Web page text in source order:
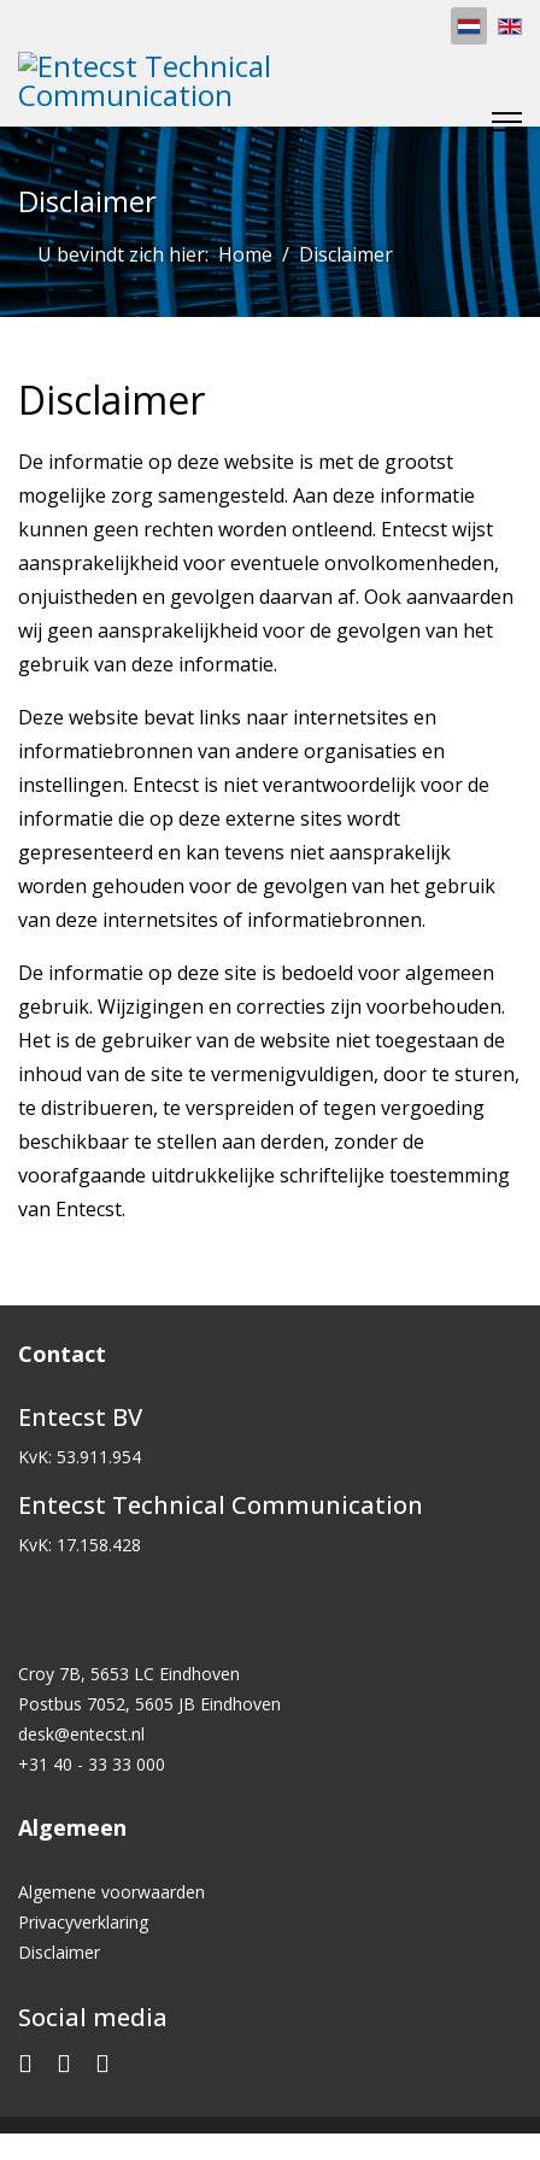
Disclaimer
U bevindt zich hier:Home Disclaimer
Disclaimer
De informatie op deze website is met de grootst
mogelijke zorg samengesteld. Aan deze informatie
kunnen geen rechten worden ontleend. Entecst wijst
aansprakelijkheid voor eventuele onvolkomenheden,
onjuistheden en gevolgen daarvan af. Ook aanvaarden
wij geen aansprakelijkheid voor de gevolgen van het
gebruik van deze informatie.
Deze website bevat links naar internetsites en
informatiebronnen van andere organisaties en
instellingen. Entecst is niet verantwoordelijk voor de
informatie die op deze externe sites wordt
gepresenteerd en kan tevens niet aansprakelijk
worden gehouden voor de gevolgen van het gebruik
van deze internetsites of informatiebronnen.
De informatie op deze site is bedoeld voor algemeen
gebruik. Wijzigingen en correcties zijn voorbehouden.
Het is de gebruiker van de website niet toegestaan de
inhoud van de site te vermenigvuldigen, door te sturen,
te distribueren, te verspreiden of tegen vergoeding
beschikbaar te stellen aan derden, zonder de
voorafgaande uitdrukkelijke schriftelijke toestemming
van Entecst.
Contact
Entecst BV
KvK: 53.911.954
Entecst Technical Communication
KvK: 17.158.428
Croy 7B, 5653 LC Eindhoven
Postbus 7052, 5605 JB Eindhoven
desk@entecst.nl
+31 40 - 33 33 000
Algemeen
Algemene voorwaarden
Privacyverklaring
Disclaimer
Social media